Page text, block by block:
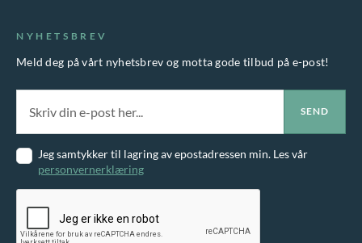
NYHETSBREV
Meld deg på vårt nyhetsbrev og motta gode tilbud på e-post!
Jeg samtykker til lagring av epostadressen min. Les vår
personvernerklæring